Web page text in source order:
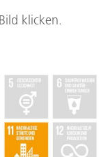
klicken.